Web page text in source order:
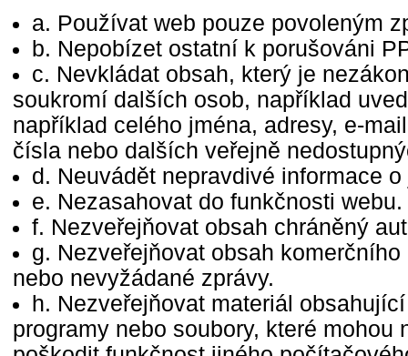
a. Používat web pouze povoleným
b. Nepobízet ostatní k porušováni
c. Nevkládat obsah, který je
soukromí dalších osob, například
například celého jména, adresy, e-
čísla nebo dalších veřejně
d. Neuvádět nepravdivé informace
e. Nezasahovat do funkčnosti webu.
f. Nezveřejňovat obsah chráněný
g. Nezveřejňovat obsah
nebo nevyžádané zprávy.
h. Nezveřejňovat materiál
programy nebo soubory, které mohou